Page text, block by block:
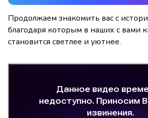
Продолжаем знакомить вас с
благодаря которым в наших с вами
становится светлее и уютнее.